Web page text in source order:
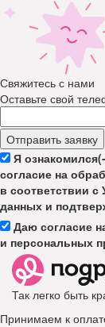
Свяжитесь с нами
Оставьте свой
Отправить заявку
Я
согласие на
в соответствии
данных и
Даю согласие
и персональных
Так легко быть
Принимаем к